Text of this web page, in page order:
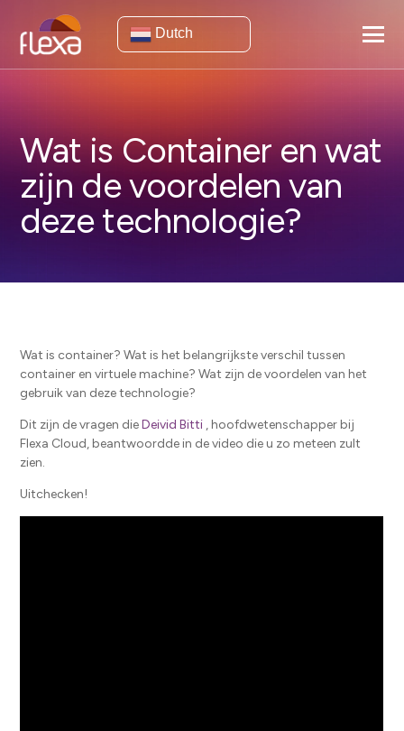
Dutch
Wat is Container en wat
zijn de voordelen van
deze technologie?
Wat is container? Wat is het belangrijkste verschil tussen
container en virtuele machine? Wat zijn de voordelen van het
gebruik van deze technologie?
Dit zijn de vragen dieDeivid Bitti , hoofdwetenschapper bij
Flexa Cloud, beantwoordde in de video die u zo meteen zult
zien.
Uitchecken!